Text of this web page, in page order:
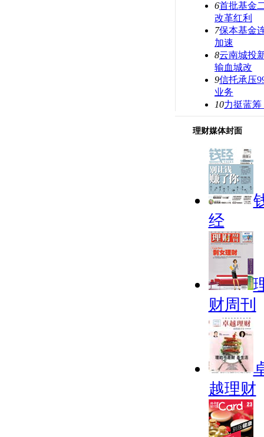
6首批基金
改革红利
7保本基金
加速
8云南城投
输血城改
9信托承压
业务
10力挺蓝
理财媒体封面
经
财周刊
越理财